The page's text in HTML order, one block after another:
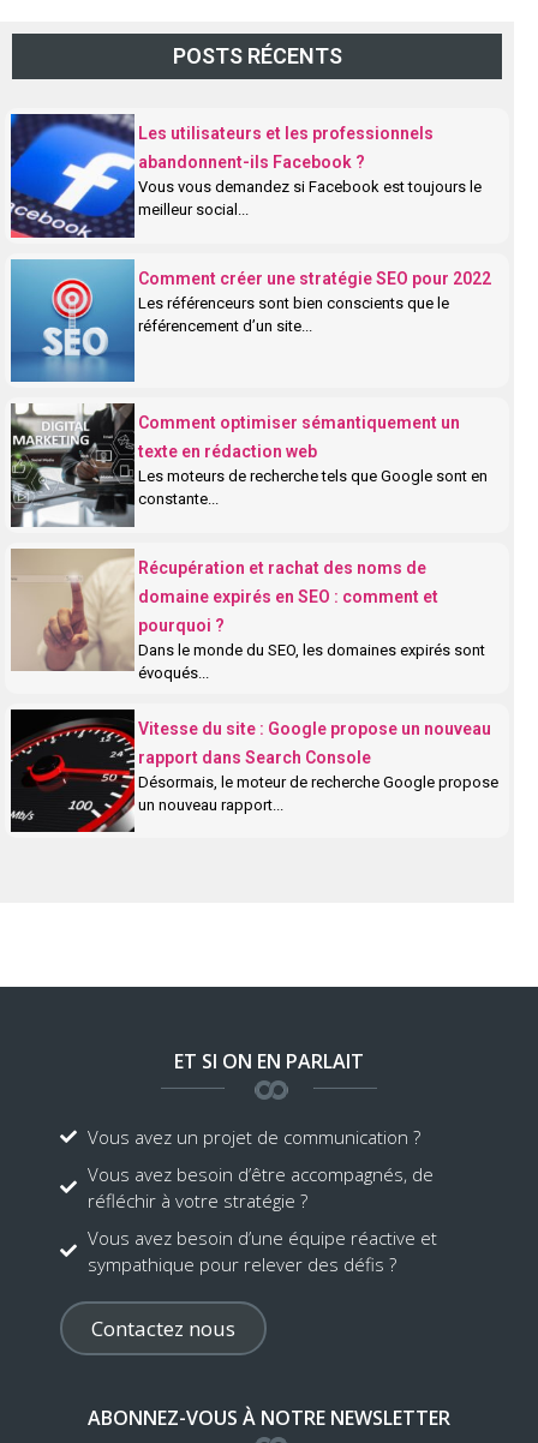
POSTS RÉCENTS
Les utilisateurs et les professionnels
abandonnent-ils Facebook ?
Vous vous demandez si Facebook est toujours le
meilleur social...
Comment créer une stratégie SEO pour 2022
Les référenceurs sont bien conscients que le
référencement d’un site...
Comment optimiser sémantiquement un
texte en rédaction web
Les moteurs de recherche tels que Google sont en
constante...
Récupération et rachat des noms de
domaine expirés en SEO : comment et
pourquoi ?
Dans le monde du SEO, les domaines expirés sont
évoqués...
Vitesse du site : Google propose un nouveau
rapport dans Search Console
Désormais, le moteur de recherche Google propose
un nouveau rapport...
ET SI ON EN PARLAIT
Vous avez un projet de communication ?
Vous avez besoin d’être accompagnés, de
réfléchir à votre stratégie ?
Vous avez besoin d’une équipe réactive et
sympathique pour relever des défis ?
Contactez nous
ABONNEZ-VOUS À NOTRE NEWSLETTER